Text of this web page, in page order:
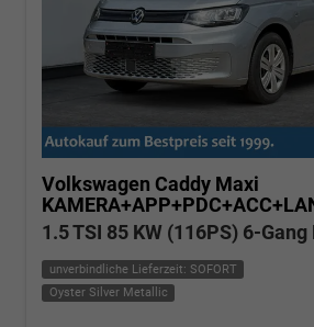
Volkswagen Caddy Maxi
1.5 TSI 85 KW (116PS) 6-Gang
unverbindliche Lieferzeit: SOFORT
Oyster Silver Metallic